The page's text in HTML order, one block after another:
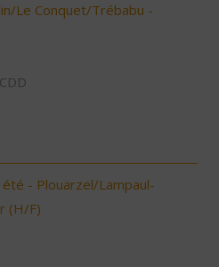
Le Conquet/Trébabu -
- Plouarzel/Lampaul-
(H/F)